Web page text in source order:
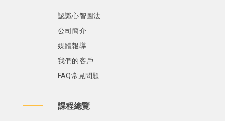
認識心智圖法
公司簡介
媒體報導
我們的客戶
FAQ常見問題
課程總覽